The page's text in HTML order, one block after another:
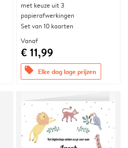
met keuze uit 3
papierafwerkingen
Set van 10 kaarten
Vanaf
€ 11,99
offers Elke dag lage prijzen